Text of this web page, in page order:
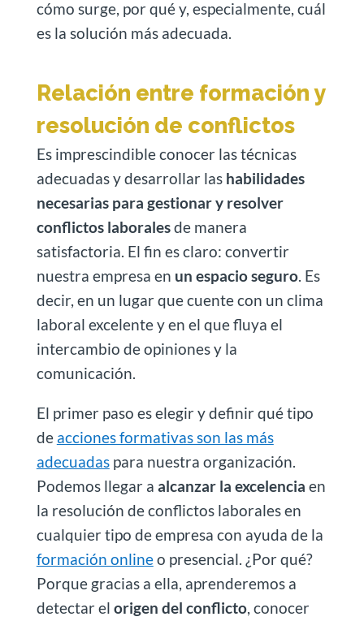
cómo surge, por qué y, especialmente, cuál
es la solución más adecuada.
Relación entre formación y
resolución de conflictos
Es imprescindible conocer las técnicas
adecuadas y desarrollar lashabilidades
necesarias para gestionar y resolver
conflictos laboralesde manera
satisfactoria. El fin es claro: convertir
nuestra empresa en un espacio seguro. Es
decir, en un lugar que cuente con un clima
laboral excelente y en el que fluya el
intercambio de opiniones y la
comunicación.
El primer paso es elegir y definir qué tipo
de acciones formativas son las más
adecuadaspara nuestra organización.
Podemos llegar a alcanzar la excelencia en
la resolución de conflictos laborales en
cualquier tipo de empresa con ayuda de la
formación onlineo presencial. ¿Por qué?
Porque gracias a ella, aprenderemos a
detectar el origen del conflicto, conocer